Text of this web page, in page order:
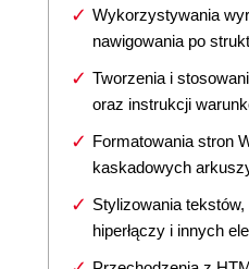
Wykorzystywania
nawigowania po
Tworzenia i
oraz instrukcji
Formatowania stron
kaskadowych
Stylizowania tekstów,
hiperłączy i innych